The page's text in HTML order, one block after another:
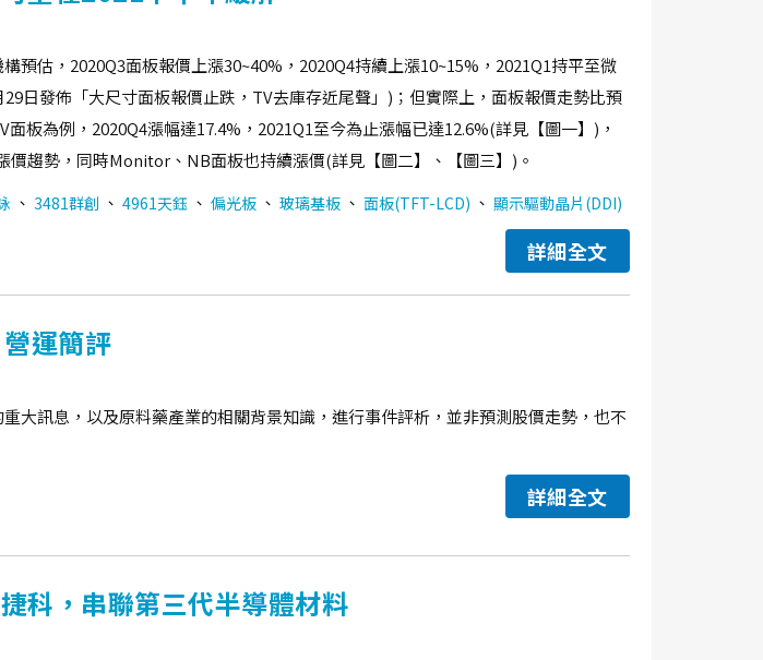
預估，2020Q3面板報價上漲30~40%，2020Q4持續上漲10~15%，2021Q1持平至微
日發佈「大尺寸面板報價止跌，TV去庫存近尾聲」)；但實際上，面板報價走勢比預
板為例，2020Q4漲幅達17.4%，2021Q1至今為止漲幅已達12.6%(詳見【圖一】)，
價趨勢，同時Monitor、NB面板也持續漲價(詳見【圖二】、【圖三】)。
、 3481群創 、 4961天鈺 、 偏光板 、 玻璃基板 、 面板(TFT-LCD) 、 顯示驅動晶片(DDI)
詳細全文
運簡評
大訊息，以及原料藥產業的相關背景知識，進行事件評析，並非預測股價走勢，也不
詳細全文
科，串聯第三代半導體材料